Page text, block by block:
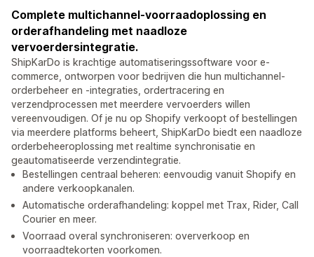
Complete multichannel-voorraadoplossing en
orderafhandeling met naadloze
vervoerdersintegratie.
ShipKarDo is krachtige automatiseringssoftware voor e-
commerce, ontworpen voor bedrijven die hun multichannel-
orderbeheer en -integraties, ordertracering en
verzendprocessen met meerdere vervoerders willen
vereenvoudigen. Of je nu op Shopify verkoopt of bestellingen
via meerdere platforms beheert, ShipKarDo biedt een naadloze
orderbeheeroplossing met realtime synchronisatie en
geautomatiseerde verzendintegratie.
Bestellingen centraal beheren: eenvoudig vanuit Shopify en
andere verkoopkanalen.
Automatische orderafhandeling: koppel met Trax, Rider, Call
Courier en meer.
Voorraad overal synchroniseren: oververkoop en
voorraadtekorten voorkomen.